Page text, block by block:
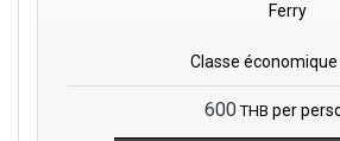
Ferry
Classe économique
600 THB per